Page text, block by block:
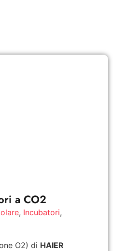
a CO2
, Incubatori,
O2) di HAIER